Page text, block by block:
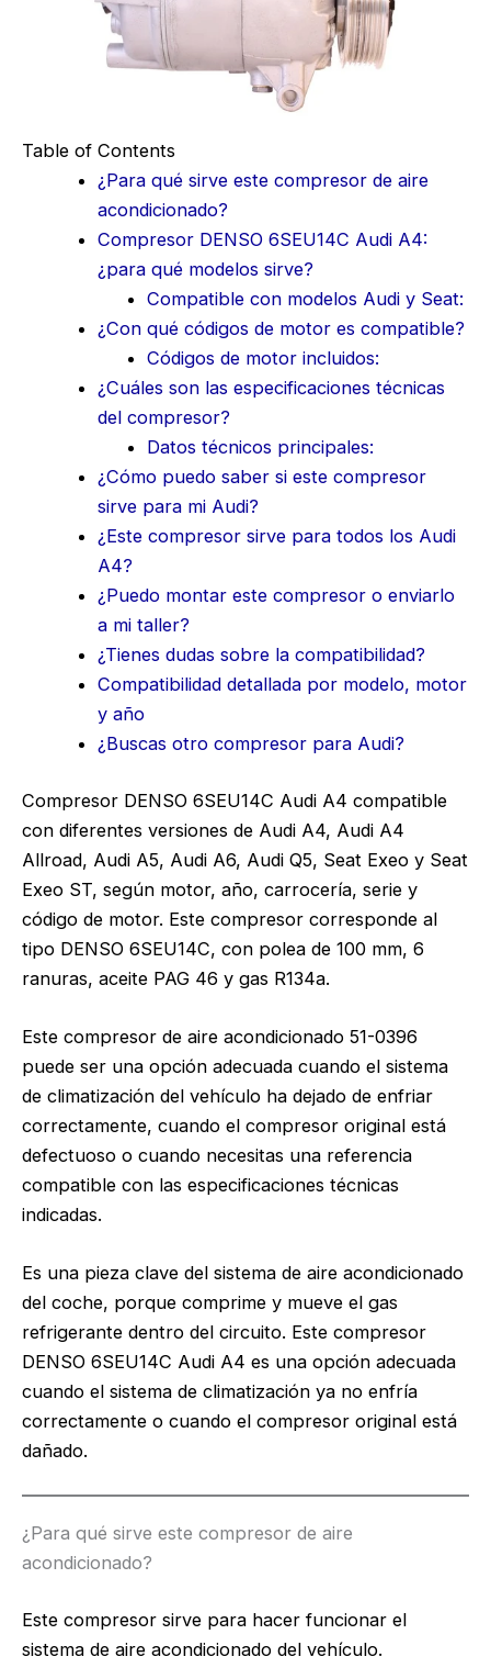
Table of Contents
¿Para qué sirve este compresor de aire
acondicionado?
Compresor DENSO 6SEU14C Audi A4:
¿para qué modelos sirve?
Compatible con modelos Audi y Seat:
¿Con qué códigos de motor es compatible?
Códigos de motor incluidos:
¿Cuáles son las especificaciones técnicas
del compresor?
Datos técnicos principales:
¿Cómo puedo saber si este compresor
sirve para mi Audi?
¿Este compresor sirve para todos los Audi
A4?
¿Puedo montar este compresor o enviarlo
a mi taller?
¿Tienes dudas sobre la compatibilidad?
Compatibilidad detallada por modelo, motor
y año
¿Buscas otro compresor para Audi?
Compresor DENSO 6SEU14C Audi A4 compatible
con diferentes versiones de Audi A4, Audi A4
Allroad, Audi A5, Audi A6, Audi Q5, Seat Exeo y Seat
Exeo ST, según motor, año, carrocería, serie y
código de motor. Este compresor corresponde al
tipo DENSO 6SEU14C, con polea de 100 mm, 6
ranuras, aceite PAG 46 y gas R134a.
Este compresor de aire acondicionado 51-0396
puede ser una opción adecuada cuando el sistema
de climatización del vehículo ha dejado de enfriar
correctamente, cuando el compresor original está
defectuoso o cuando necesitas una referencia
compatible con las especificaciones técnicas
indicadas.
Es una pieza clave del sistema de aire acondicionado
del coche, porque comprime y mueve el gas
refrigerante dentro del circuito. Este compresor
DENSO 6SEU14C Audi A4 es una opción adecuada
cuando el sistema de climatización ya no enfría
correctamente o cuando el compresor original está
dañado.
¿Para qué sirve este compresor de aire
acondicionado?
Este compresor sirve para hacer funcionar el
sistema de aire acondicionado del vehículo.